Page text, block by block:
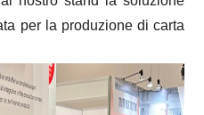
per la produzione di carta